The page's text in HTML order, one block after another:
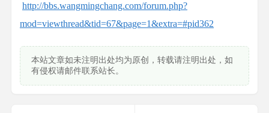
http://bbs.wangmingchang.com/forum.php?
mod=viewthread&tid=67&page=1&extra=#pid362
本站文章如未注明出处均为原创，转载请注明出处，如
有侵权请邮件联系站长。